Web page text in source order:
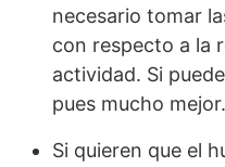
necesario tomar
con respecto a la
actividad. Si
pues mucho mejor.
Si quieren que el